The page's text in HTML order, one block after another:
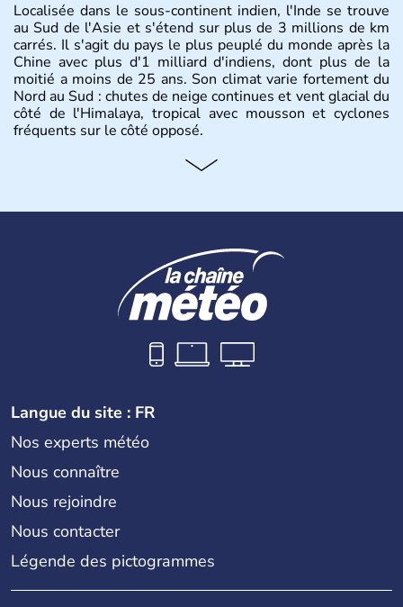
Localisée dans le sous-continent indien, l'Inde se trouve
au Sud de l'Asie et s'étend sur plus de 3 millions de km
carrés. Il s'agit du pays le plus peuplé du monde après la
Chine avec plus d'1 milliard d'indiens, dont plus de la
moitié a moins de 25 ans. Son climat varie fortement du
Nord au Sud : chutes de neige continues et vent glacial du
côté de l'Himalaya, tropical avec mousson et cyclones
fréquents sur le côté opposé.
Histoire et administration
de 4 religions : l'hindouisme, le bouddhisme, le jaïnisme
siècle, l'Inde reste sous la domination de l'empire
britannique jusqu'à l'obtention de son indépendance en
1947. Le Taj Mahal, mausolée construit par un empereur
en l'honneur de son épouse, a été édifié dans les années
1640 et est aujourd'hui considéré comme l'une des 7
merveilles du monde.
Langue du site : FR
Nos experts météo
Nous connaître
Nous rejoindre
Nous contacter
Légende des pictogrammes